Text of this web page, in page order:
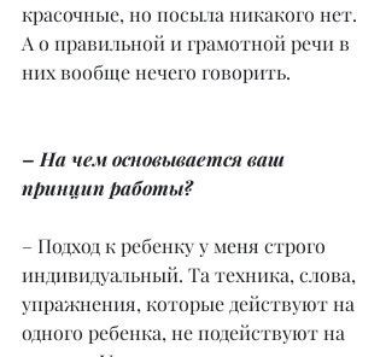
красочные, но посыла никакого нет.
А о правильной и грамотной речи в
них вообще нечего говорить.
– На чем основывается ваш
принцип работы?
– Подход к ребенку у меня строго
индивидуальный. Та техника, слова,
упражнения, которые действуют на
одного ребенка, не подействуют на